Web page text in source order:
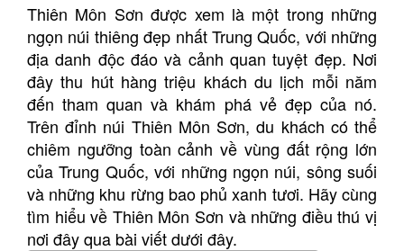
Thiên Môn Sơn được xem là một trong những
ngọn núi thiêng đẹp nhất Trung Quốc, với những
địa danh độc đáo và cảnh quan tuyệt đẹp. Nơi
đây thu hút hàng triệu khách du lịch mỗi năm
đến tham quan và khám phá vẻ đẹp của nó.
Trên đỉnh núi Thiên Môn Sơn, du khách có thể
chiêm ngưỡng toàn cảnh về vùng đất rộng lớn
của Trung Quốc, với những ngọn núi, sông suối
và những khu rừng bao phủ xanh tươi. Hãy cùng
tìm hiểu về Thiên Môn Sơn và những điều thú vị
nơi đây qua bài viết dưới đây.